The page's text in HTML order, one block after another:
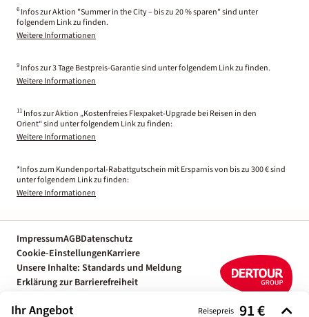
Ihr Angebot Reisepreis 91 €
6 Infos zur Aktion "Summer in the City – bis zu 20 % sparen" sind unter
folgendem Link zu finden.
Weitere Informationen
9 Infos zur 3 Tage Bestpreis-Garantie sind unter folgendem Link zu finden.
Weitere Informationen
11 Infos zur Aktion „Kostenfreies Flexpaket-Upgrade bei Reisen in den
Orient“ sind unter folgendem Link zu finden:
Weitere Informationen
*Infos zum Kundenportal-Rabattgutschein mit Ersparnis von bis zu 300 € sind
unter folgendem Link zu finden:
Weitere Informationen
ImpressumAGBDatenschutz
Cookie-EinstellungenKarriere
Unsere Inhalte: Standards und Meldung
Erklärung zur Barrierefreiheit
Reiseexperten